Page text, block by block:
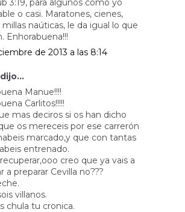
3:19, para algunos como yo
o casi. Maratones, cienes,
millas naúticas, le da igual lo que
Enhorabuena!!!
de 2013 a las 8:14
dijo...
Manue!!!!
Carlitos!!!!!
mas deciros si os han dicho
os mereceis por ese carrerón
marcado,y que con tantas
entrenado.
creo que ya vais a
a preparar Cevilla no???
villanos.
chula tu cronica.